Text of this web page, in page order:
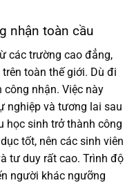
nhận toàn cầu
các trường cao đẳng,
toàn thế giới. Dù đi
nhận. Việc này
nghiệp và tương lai sau
học sinh trở thành công
tốt, nên các sinh viên
tư duy rất cao. Trình độ
người khác ngưỡng